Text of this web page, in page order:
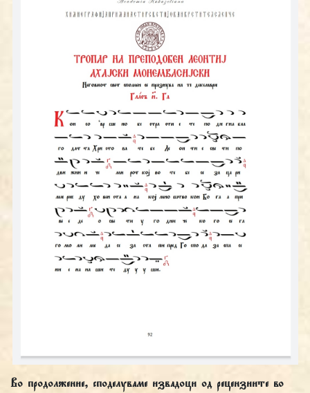
Во продолжение, споделуваме извадоци од рецензиите во